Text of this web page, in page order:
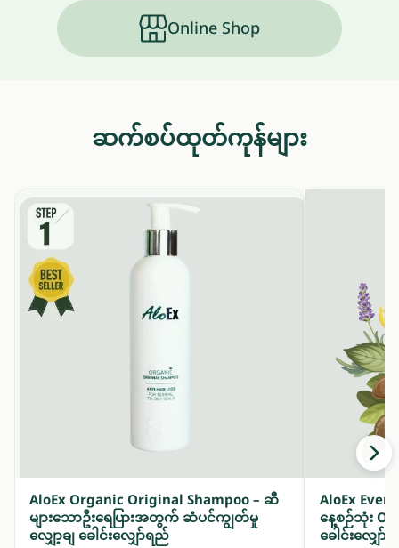
Online Shop
ဆက်စပ်ထုတ်ကုန်များ
AloEx Organic Original Shampoo – ဆီ
များသောဦးရေပြားအတွက် ဆံပင်ကျွတ်မှု
လျှော့ချ ခေါင်းလျှော်ရည်
AloEx
နေ့စဉ်သုံး
ခေါင်းလျှော်